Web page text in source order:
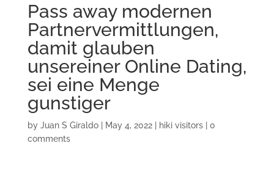
Pass away modernen
Partnervermittlungen,
damit glauben
unsereiner Online Dating,
sei eine Menge
gunstiger
by Juan S Giraldo| May 4, 2022| hiki visitors| 0
comments